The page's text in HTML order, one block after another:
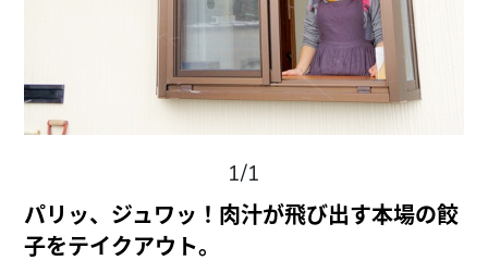
1/1
パリッ、ジュワッ！肉汁が飛び出す本場の餃
子をテイクアウト。